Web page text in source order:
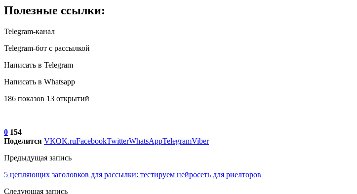
Полезные ссылки:
Telegram-канал
Telegram-бот с рассылкой
Написать в Telegram
Написать в Whatsapp
186 показов 13 открытий
0 154
Поделится VKOK.ruFacebookTwitterWhatsAppTelegramViber
Предыдущая запись
5 цепляющих заголовков для рассылки: тестируем нейросеть для риелторов
Следующая запись